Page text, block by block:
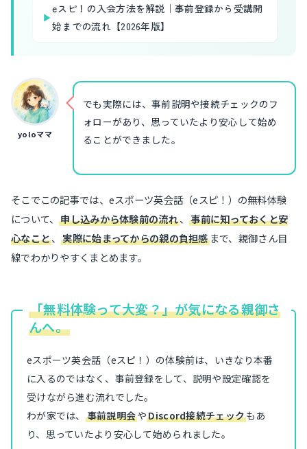
▶
eスピ！の入会方法を解説｜事前登録から受講開
始までの流れ【2026年版】
yoloママ
でも実際には、事前説明や接続チェックのフ
ォローがあり、思っていたより安心して始め
ることができました。
そこでこの記事では、eスポーツ英会話（eスピ！）の無料体験
について、申し込みから体験前の流れ、事前に知っておくと安
心なこと、実際に始まってからの親の負担感まで、親御さん目
線でわかりやすくまとめます。
「無料体験って大変？」が気になる親御さ
んへ。
eスポーツ英会話（eスピ！）の体験前は、いきなり本番
に入るのではなく、事前登録をして、説明や設定確認を
受けながら進む流れでした。
わが家では、 事前説明会やDiscord接続チェックもあ
り、思っていたより安心して始められました。